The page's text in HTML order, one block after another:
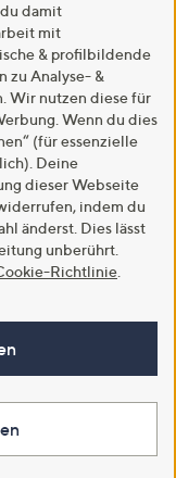
damit
mit
& profilbildende
zu Analyse- &
Wir nutzen diese für
Wenn du dies
(für essenzielle
Deine
dieser Webseite
indem du
änderst. Dies lässt
unberührt.
Richtlinie